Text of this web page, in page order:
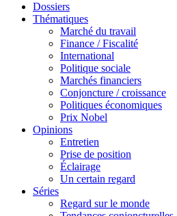
Dossiers
Thématiques
Marché du travail
Finance / Fiscalité
International
Politique sociale
Marchés financiers
Conjoncture / croissance
Politiques économiques
Prix Nobel
Opinions
Entretien
Prise de position
Éclairage
Un certain regard
Séries
Regard sur le monde